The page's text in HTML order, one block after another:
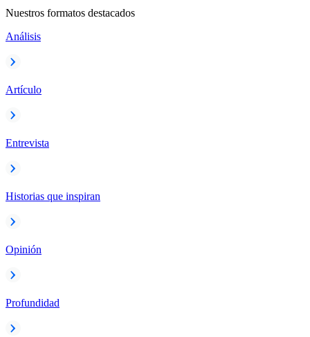
Nuestros formatos destacados
Análisis
Artículo
Entrevista
Historias que inspiran
Opinión
Profundidad